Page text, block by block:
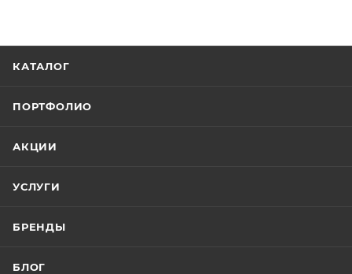
КАТАЛОГ
ПОРТФОЛИО
АКЦИИ
УСЛУГИ
БРЕНДЫ
БЛОГ